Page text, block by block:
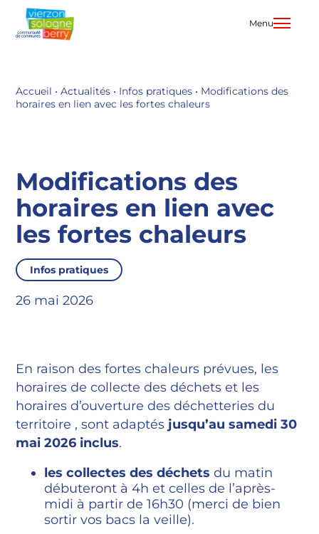
Aller
contenu
Menu
Accueil •Actualités • Infos pratiques • Modifications des
horaires en lien avec les fortes chaleurs
Modifications des
horaires en lien avec
les fortes chaleurs
Infos pratiques
26 mai 2026
En raison des fortes chaleurs prévues, les
horaires de collecte des déchets et les
horaires d’ouverture des déchetteries du
territoire , sont adaptés jusqu’au samedi 30
mai 2026 inclus.
les collectes des déchets du matin
débuteront à 4h et celles de l’après-
midi à partir de 16h30 (merci de bien
sortir vos bacs la veille).